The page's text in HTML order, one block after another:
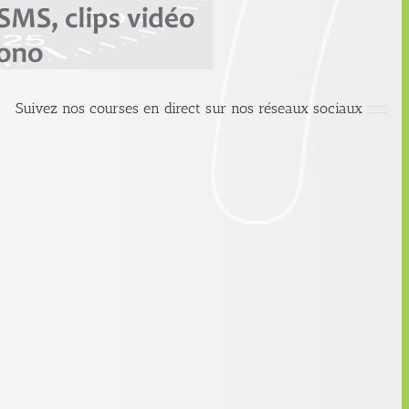
Suivez nos courses en direct sur nos réseaux sociaux